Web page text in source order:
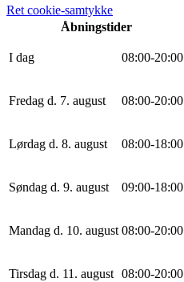
Ret cookie-samtykke
Åbningstider
I dag 08:00-20:00
Fredag d. 7. august 08:00-20:00
Lørdag d. 8. august 08:00-18:00
Søndag d. 9. august 09:00-18:00
Mandag d. 10. august 08:00-20:00
Tirsdag d. 11. august 08:00-20:00